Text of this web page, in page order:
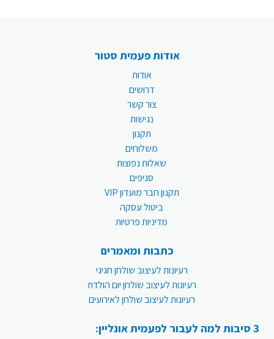
אודות פעמית סטור
אודות
דרושים
צור קשר
נגישות
תקנון
משלוחים
שאלות נפוצות
סניפים
תקנון חבר מועדון VIP
ביטול עסקה
מדיניות פרטיות
כתבות ומאמרים
רעיונות לעיצוב שולחן חגיגי
רעיונות לעיצוב שולחן יום הולדת
רעיונות לעיצוב שולחן לאירועים
3 סיבות למה לעבור לפעמית אונליין: